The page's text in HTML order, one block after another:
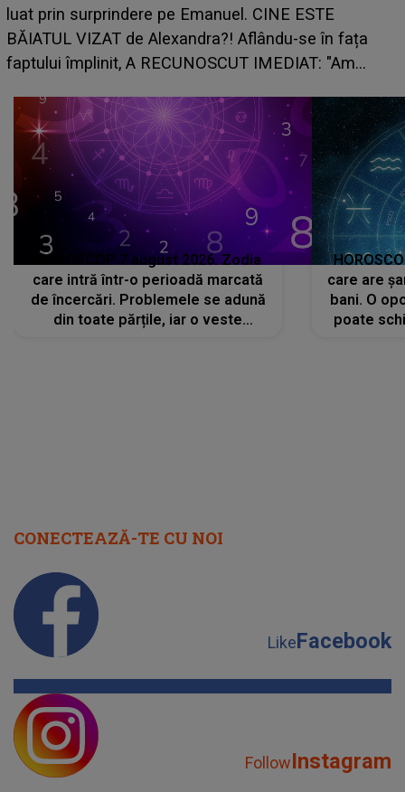
care riscă să rămână fără bani. O decizie luată în
grabă îi aduce pierderi semnificative și îi dă toate
planurile peste cap
HOROSCOP 7 august 2026. Zodia
care intră într-o perioadă marcată
de încercări. Problemele se adună
din toate părțile, iar o veste
care are
bani. O
poate
CONECTEAZĂ-TE CU NOI
LikeFacebook
FollowInstagram